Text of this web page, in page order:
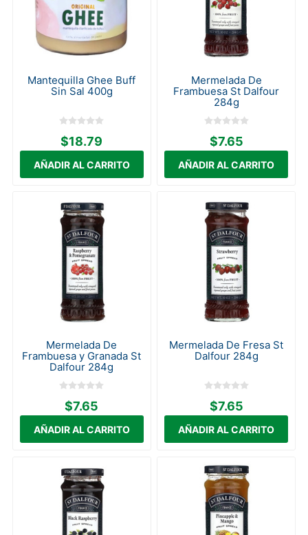
Mantequilla Ghee Buff
Sin Sal 400g
$18.79
Mermelada De
Frambuesa St Dalfour
284g
$7.65
Mermelada De
Frambuesa y Granada St
Dalfour 284g
$7.65
Mermelada De Fresa St
Dalfour 284g
$7.65